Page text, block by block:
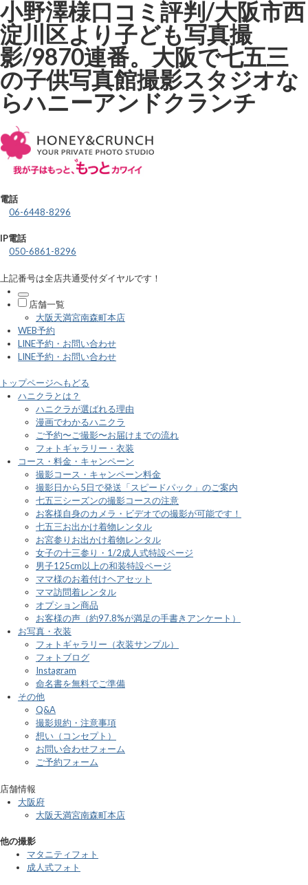
小野澤様口コミ評判/大阪市西
淀川区より子ども写真撮
影/9870連番。大阪で七五三
の子供写真館撮影スタジオな
らハニーアンドクランチ
電話
06-6448-8296
IP電話
050-6861-8296
上記番号は全店共通受付ダイヤルです！
店舗一覧
大阪天満宮南森町本店
WEB予約
LINE予約・お問い合わせ
LINE予約・お問い合わせ
トップページへもどる
ハニクラとは？
ハニクラが選ばれる理由
漫画でわかるハニクラ
ご予約〜ご撮影〜お届けまでの流れ
フォトギャラリー・衣装
コース・料金・キャンペーン
撮影コース・キャンペーン料金
撮影日から5日で発送「スピードパック」のご案内
七五三シーズンの撮影コースの注意
お客様自身のカメラ・ビデオでの撮影が可能です！
七五三お出かけ着物レンタル
お宮参りお出かけ着物レンタル
女子の十三参り・1/2成人式特設ページ
男子125cm以上の和装特設ページ
ママ様のお着付けヘアセット
ママ訪問着レンタル
オプション商品
お客様の声（約97.8%が満足の手書きアンケート）
お写真・衣装
フォトギャラリー（衣装サンプル）
フォトブログ
Instagram
命名書を無料でご準備
その他
Q&A
撮影規約・注意事項
想い（コンセプト）
お問い合わせフォーム
ご予約フォーム
店舗情報
大阪府
大阪天満宮南森町本店
他の撮影
マタニティフォト
成人式フォト